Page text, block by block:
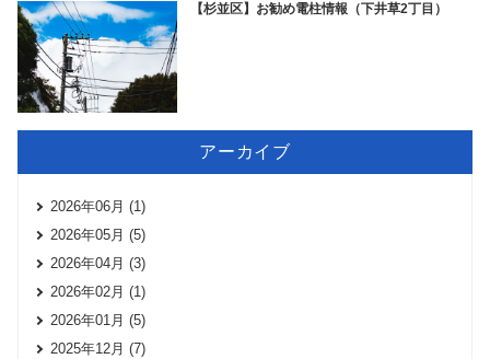
【杉並区】お勧め電柱情報（下井草2丁目）
アーカイブ
2026年06月 (1)
2026年05月 (5)
2026年04月 (3)
2026年02月 (1)
2026年01月 (5)
2025年12月 (7)